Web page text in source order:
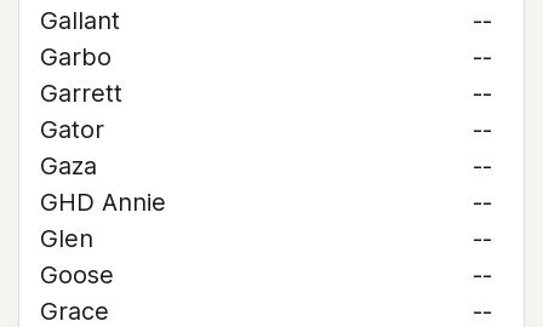
Gallant
--
Garbo
--
Garrett
--
Gator
--
Gaza
--
GHD Annie
--
Glen
--
Goose
--
Grace
--